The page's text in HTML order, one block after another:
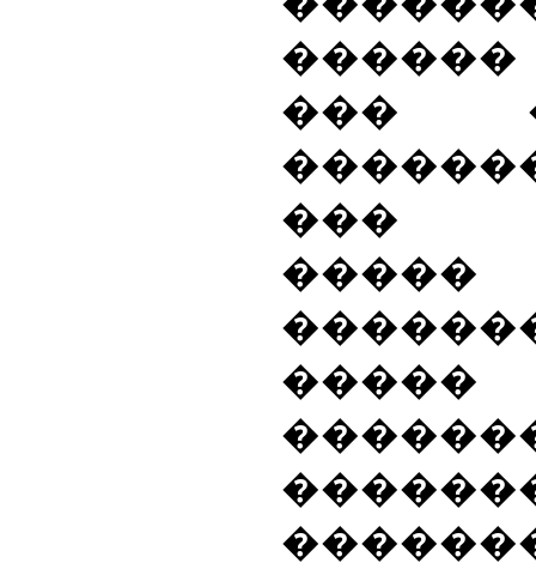
���
���
�����
�����